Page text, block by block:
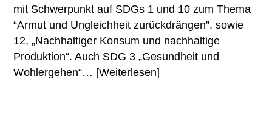
mit Schwerpunkt auf SDGs 1 und 10 zum Thema
“Armut und Ungleichheit zurückdrängen”, sowie
12, „Nachhaltiger Konsum und nachhaltige
Produktion“. Auch SDG 3 „Gesundheit und
Wohlergehen“… [Weiterlesen]